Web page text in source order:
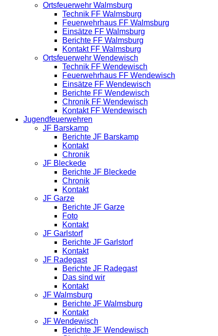
Ortsfeuerwehr Walmsburg
Technik FF Walmsburg
Feuerwehrhaus FF Walmsburg
Einsätze FF Walmsburg
Berichte FF Walmsburg
Kontakt FF Walmsburg
Ortsfeuerwehr Wendewisch
Technik FF Wendewisch
Feuerwehrhaus FF Wendewisch
Einsätze FF Wendewisch
Berichte FF Wendewisch
Chronik FF Wendewisch
Kontakt FF Wendewisch
Jugendfeuerwehren
JF Barskamp
Berichte JF Barskamp
Kontakt
Chronik
JF Bleckede
Berichte JF Bleckede
Chronik
Kontakt
JF Garze
Berichte JF Garze
Foto
Kontakt
JF Garlstorf
Berichte JF Garlstorf
Kontakt
JF Radegast
Berichte JF Radegast
Das sind wir
Kontakt
JF Walmsburg
Berichte JF Walmsburg
Kontakt
JF Wendewisch
Berichte JF Wendewisch